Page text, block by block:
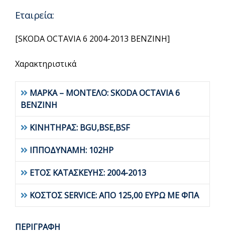
Εταιρεία:
[SKODA OCTAVIA 6 2004-2013 BENZINH]
Χαρακτηριστικά
ΜΑΡΚΑ – ΜΟΝΤΕΛΟ: SKODA OCTAVIA 6
BENZINH
ΚΙΝΗΤΗΡΑΣ: BGU,BSE,BSF
ΙΠΠΟΔΥΝΑΜΗ: 102HP
ΕΤΟΣ ΚΑΤΑΣΚΕΥΗΣ: 2004-2013
ΚΟΣΤΟΣ SERVICE: ΑΠΟ 125,00 ΕΥΡΩ ΜΕ ΦΠΑ
ΠΕΡΙΓΡΑΦΗ